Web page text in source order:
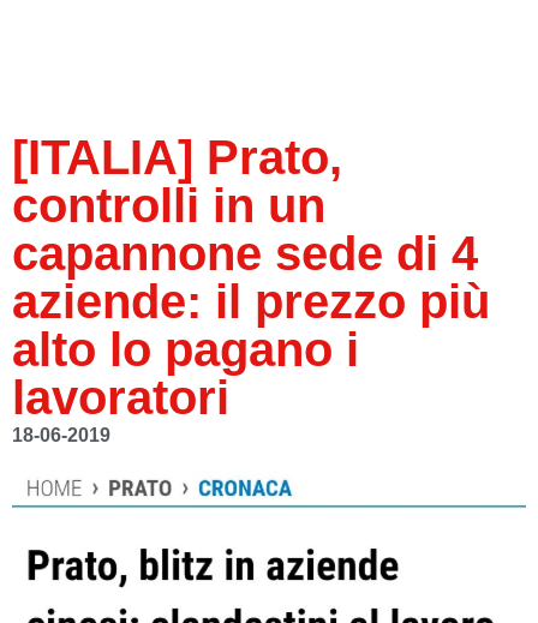
[ITALIA] Prato,
controlli in un
capannone sede di 4
aziende: il prezzo più
alto lo pagano i
lavoratori
18-06-2019